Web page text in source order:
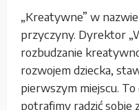
„Kreatywne” w
przyczyny. Dyrektor
rozbudzanie
rozwojem dziecka,
pierwszym miejscu.
potrafimy radzić sobie